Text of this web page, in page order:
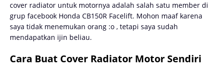
cover radiator untuk motornya adalah salah satu member di
grup facebook Honda CB150R Facelift. Mohon maaf karena
saya tidak menemukan orang :o , tetapi saya sudah
mendapatkan ijin beliau.
Cara Buat Cover Radiator Motor Sendiri